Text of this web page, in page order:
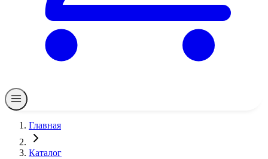
Главная
Каталог